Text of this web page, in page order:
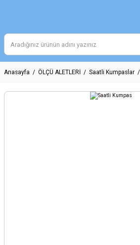
Anasayfa ÖLÇÜ ALETLERİ Saatli Kumpaslar